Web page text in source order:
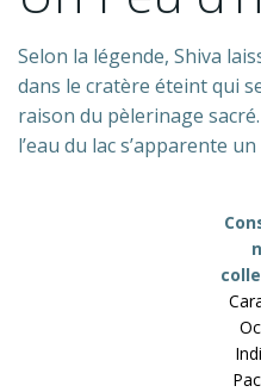
Selon la légende, Shiva
dans le cratère éteint qui
raison du pèlerinage
l’eau du lac s’apparente